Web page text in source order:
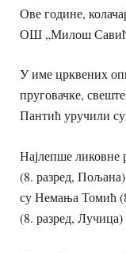
Ове године,
ОШ „Милош
У име црквених
пруговачке,
Пантић уручили
Најлепше ликовне
(8. разред,
су Немања Томић
(8. разред, Лучица)